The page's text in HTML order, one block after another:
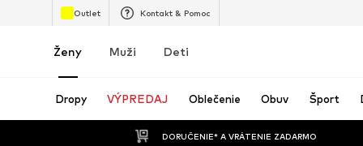
Outlet Kontakt & Pomoc
Ženy Muži Deti
Dropy VÝPREDAJ Oblečenie Obuv Šport
DORUČENIE* A VRÁTENIE ZADARMO